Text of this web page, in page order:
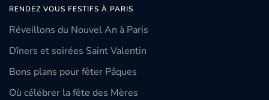
RENDEZ VOUS FESTIFS À PARIS
Réveillons du Nouvel An à Paris
Dîners et soirées Saint Valentin
Bons plans pour fêter Pâques
Où célébrer la fête des Mères